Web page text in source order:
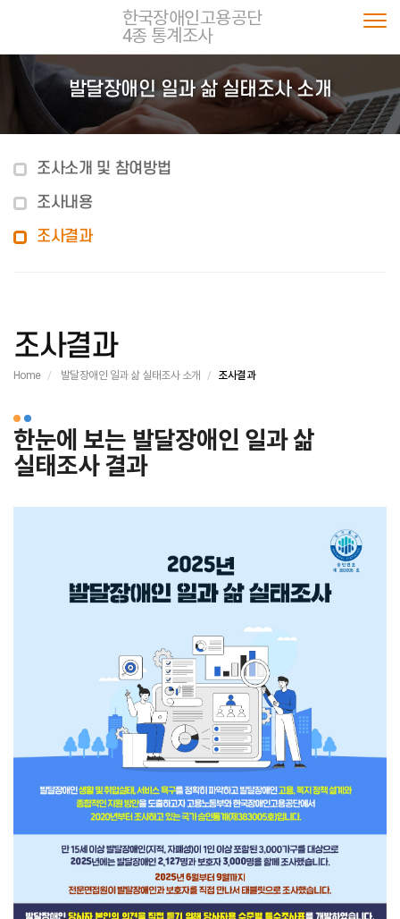
한국장애인고용공단
4종 통계조사
발달장애인 일과 삶 실태조사 소개
조사소개 및 참여방법
조사내용
조사결과
조사결과
Home 발달장애인 일과 삶 실태조사 소개 조사결과
한눈에 보는 발달장애인 일과 삶
실태조사 결과